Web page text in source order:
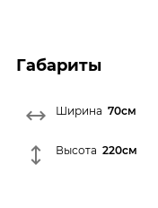
Габариты
Ширина 70см
Высота 220см